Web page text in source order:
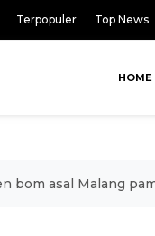
Terpopuler Top News
HOME
bom asal Malang